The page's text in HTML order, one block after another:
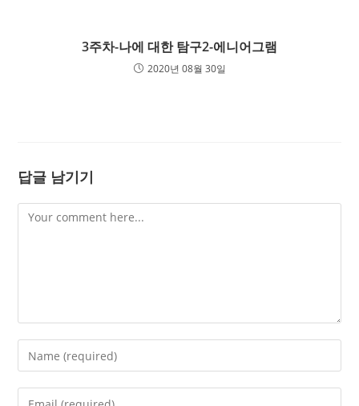
3주차-나에 대한 탐구2-에니어그램
2020년 08월 30일
답글 남기기
Comment
Enter
your
name
Enter